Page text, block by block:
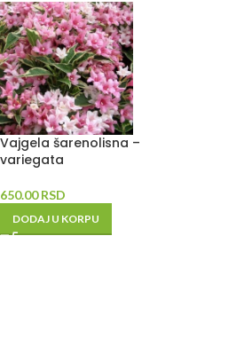
Vajgela šarenolisna –
variegata
650.00RSD
DODAJ U KORPU